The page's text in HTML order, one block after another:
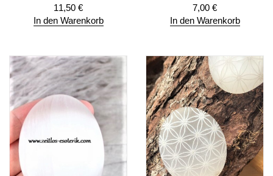
11,50 €
In den Warenkorb
7,00 €
In den Warenkorb